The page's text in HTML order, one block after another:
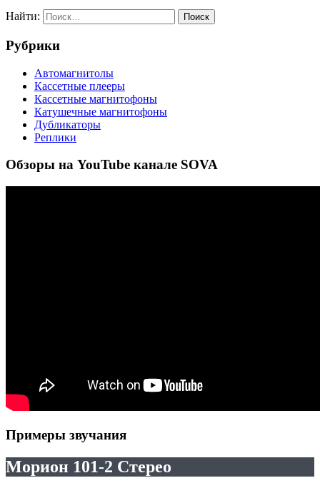
Найти:
Рубрики
Автомагнитолы
Кассетные плееры
Кассетные магнитофоны
Катушечные магнитофоны
Дубликаторы
Реплики
Обзоры на YouTube канале SOVA
Примеры звучания
Морион 101-2 Стерео